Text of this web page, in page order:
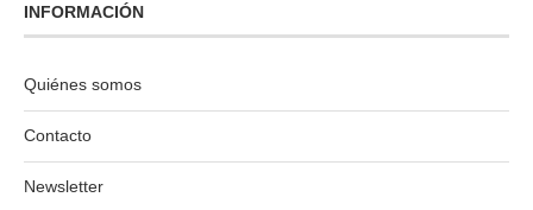
INFORMACIÓN
Quiénes somos
Contacto
Newsletter